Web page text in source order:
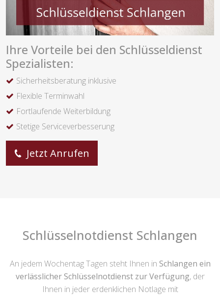
Ihre Vorteile bei den Schlüsseldienst
Spezialisten:
Sicherheitsberatung inklusive
Flexible Terminwahl
Fortlaufende Weiterbildung
Stetige Serviceverbesserung
Jetzt Anrufen
Schlüsselnotdienst Schlangen
An jedem Wochentag Tagen steht Ihnen in Schlangen ein
verlässlicher Schlüsselnotdienst zur Verfügung, der
Ihnen in jeder erdenklichen Notlage mit